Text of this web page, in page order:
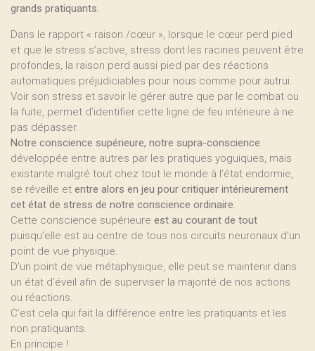
grands pratiquants.
Dans le rapport « raison /cœur », lorsque le cœur perd pied
et que le stress s’active, stress dont les racines peuvent être
profondes, la raison perd aussi pied par des réactions
automatiques préjudiciables pour nous comme pour autrui.
Voir son stress et savoir le gérer autre que par le combat ou
la fuite, permet d’identifier cette ligne de feu intérieure à ne
pas dépasser.
Notre conscience supérieure, notre supra-conscience
développée entre autres par les pratiques yoguiques, mais
existante malgré tout chez tout le monde à l’état endormie,
se réveille et entre alors en jeu pour critiquer intérieurement
cet état de stress de notre conscience ordinaire.
Cette conscience supérieure est au courant de tout
puisqu’elle est au centre de tous nos circuits neuronaux d’un
point de vue physique.
D’un point de vue métaphysique, elle peut se maintenir dans
un état d’éveil afin de superviser la majorité de nos actions
ou réactions.
C’est cela qui fait la différence entre les pratiquants et les
non pratiquants.
En principe !